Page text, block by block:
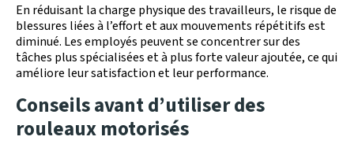
En réduisant la charge physique des travailleurs, le risque de
blessures liées à l’effort et aux mouvements répétitifs est
diminué. Les employés peuvent se concentrer sur des
tâches plus spécialisées et à plus forte valeur ajoutée, ce qui
améliore leur satisfaction et leur performance.
Conseils avant d’utiliser des
rouleaux motorisés